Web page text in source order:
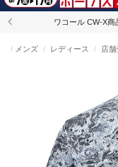
ワコール CW-X
メンズ レディース 店